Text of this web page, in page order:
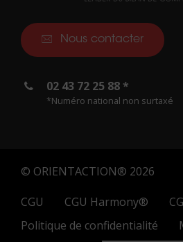
Nous contacter
02 43 72 25 88 *
*Numéro national non surtaxé
© ORIENTACTION® 2026
CGU
CGU Harmony®
Politique de confidentialité